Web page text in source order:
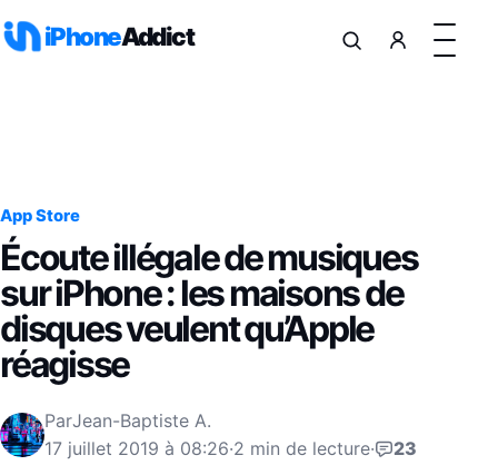
iPhoneAddict
App Store
Écoute illégale de musiques
sur iPhone : les maisons de
disques veulent qu’Apple
réagisse
ParJean-Baptiste A.
17 juillet 2019 à 08:26·2 min de lecture· 23